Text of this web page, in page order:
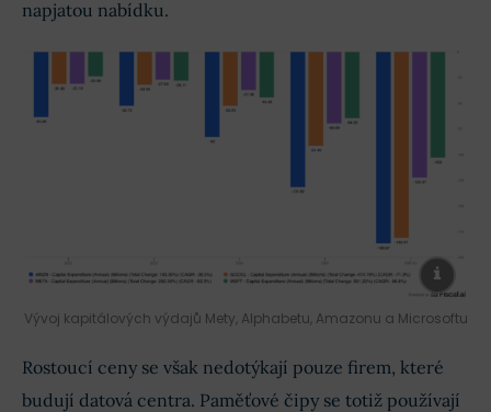
napjatou nabídku.
Vývoj kapitálových výdajů Mety, Alphabetu, Amazonu a Microsoftu
Rostoucí ceny se však nedotýkají pouze firem, které
budují datová centra. Paměťové čipy se totiž používají